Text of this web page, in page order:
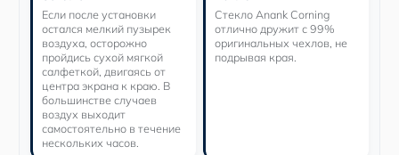
Если после установки
остался мелкий пузырек
воздуха, осторожно
пройдись сухой мягкой
салфеткой, двигаясь от
центра экрана к краю. В
большинстве случаев
воздух выходит
самостоятельно в течение
нескольких часов.
Стекло Anank Corning
отлично дружит с 99%
оригинальных чехлов, не
подрывая края.